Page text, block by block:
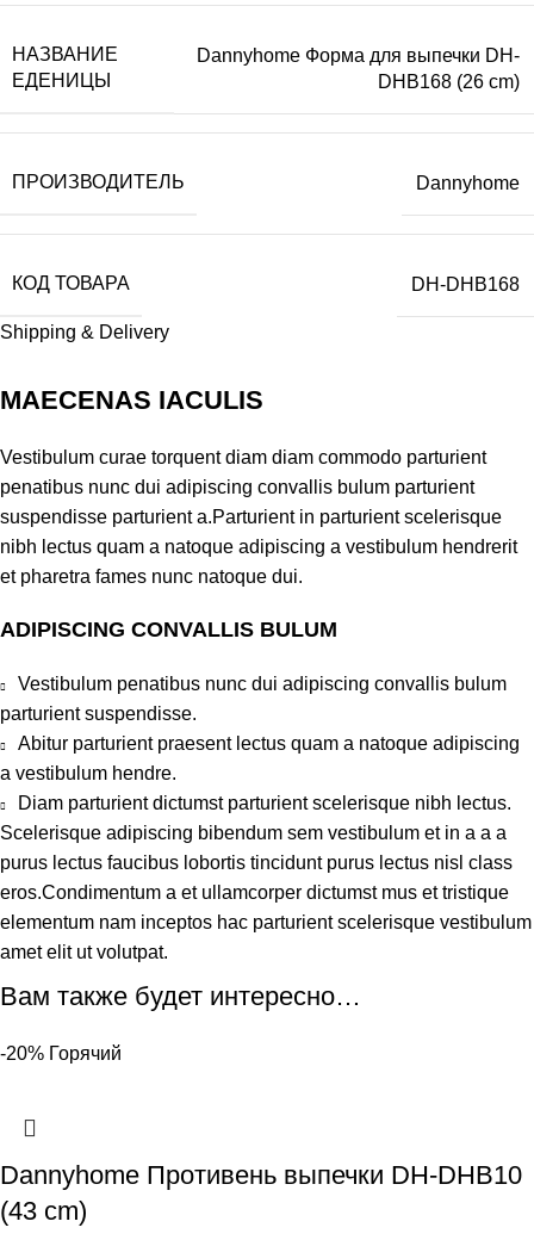
НАЗВАНИЕ
ЕДЕНИЦЫ
Dannyhome Форма для выпечки DH-
DHB168 (26 cm)
ПРОИЗВОДИТЕЛЬ Dannyhome
КОД ТОВАРА DH-DHB168
Shipping & Delivery
MAECENAS IACULIS
Vestibulum curae torquent diam diam commodo parturient
penatibus nunc dui adipiscing convallis bulum parturient
suspendisse parturient a.Parturient in parturient scelerisque
nibh lectus quam a natoque adipiscing a vestibulum hendrerit
et pharetra fames nunc natoque dui.
ADIPISCING CONVALLIS BULUM
Vestibulum penatibus nunc dui adipiscing convallis bulum
parturient suspendisse.
Abitur parturient praesent lectus quam a natoque adipiscing
a vestibulum hendre.
Diam parturient dictumst parturient scelerisque nibh lectus.
Scelerisque adipiscing bibendum sem vestibulum et in a a a
purus lectus faucibus lobortis tincidunt purus lectus nisl class
eros.Condimentum a et ullamcorper dictumst mus et tristique
elementum nam inceptos hac parturient scelerisque vestibulum
amet elit ut volutpat.
Вам также будет интересно…
-20% Горячий
Dannyhome Противень выпечки DH-DHB10
(43 cm)